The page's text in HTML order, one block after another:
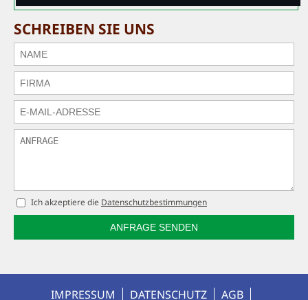
SCHREIBEN SIE UNS
Ich akzeptiere die Datenschutzbestimmungen
ANFRAGE SENDEN
IMPRESSUM DATENSCHUTZ AGB